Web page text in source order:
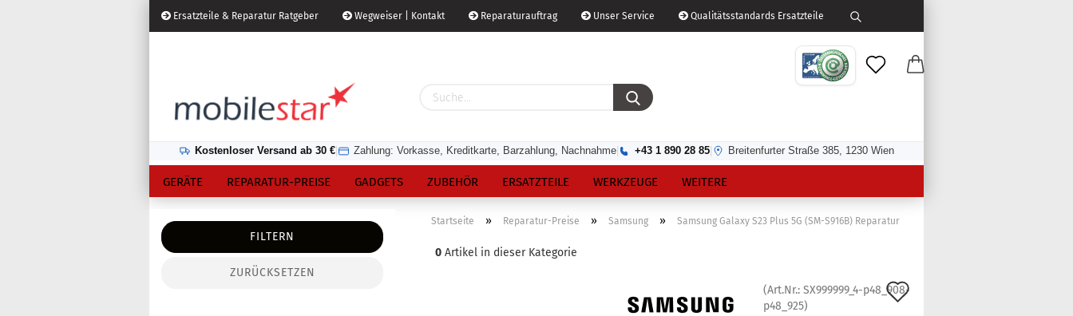
Ersatzteile & Reparatur Ratgeber Wegweiser | Kontakt Reparaturauftrag Unser Service Qualitätsstandards Ersatzteile
Kostenloser Versand ab 30 € Zahlung: Vorkasse, Kreditkarte, Barzahlung, Nachnahme +43 1 890 28 85 Breitenfurter Straße 385, 1230 Wien
GERÄTE REPARATUR-PREISE GADGETS ZUBEHÖR ERSATZTEILE WERKZEUGE WEITERE
Startseite » Reparatur-Preise » Samsung » Samsung Galaxy S23 Plus 5G (SM-S916B) Reparatur
0 Artikel in dieser Kategorie
(Art.Nr.:SX999999_4-p48_908-
p48_925)
FILTERN
ZURÜCKSETZEN